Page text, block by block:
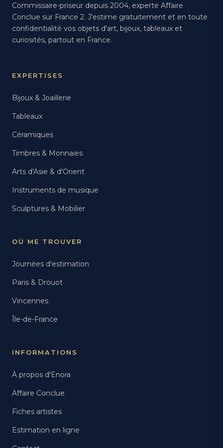
Commissaire-priseur depuis 2004, experte Affaire
Conclue sur France 2. J'estime gratuitement et en toute
confidentialité vos objets d'art, bijoux, tableaux et
curiosités, partout en France.
EXPERTISES
Bijoux & Joaillerie
Tableaux
Céramiques
Timbres & Monnaies
Arts d'Asie & d'Orient
Instruments de musique
Sculptures & Mobilier
OÙ ME TROUVER
Journées d'estimation
Paris & Drouot
Vincennes
Île-de-France
INFORMATIONS
À propos d'Enora
Affaire Conclue
Fiches artistes
Estimation en ligne